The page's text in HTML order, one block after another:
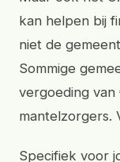
kan helpen bij
niet de
Sommige
vergoeding
mantelzorgers.
Specifiek voor